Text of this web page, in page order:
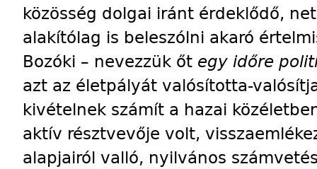
közösség dolgai iránt érdeklődő,
alakítólag is beleszólni akaró
Bozóki – nevezzük őt egy időre
azt az életpályát valósította-
kivételnek számít a hazai
aktív résztvevője volt,
alapjairól valló, nyilvános